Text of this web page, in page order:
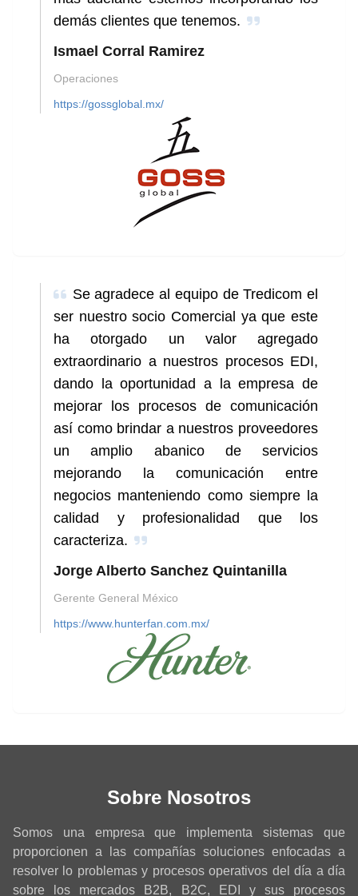
demás clientes que tenemos.
Ismael Corral Ramirez
Operaciones
https://gossglobal.mx/
Se agradece al equipo de Tredicom el
ser nuestro socio Comercial ya que este
ha otorgado un valor agregado
extraordinario a nuestros procesos EDI,
dando la oportunidad a la empresa de
mejorar los procesos de comunicación
así como brindar a nuestros proveedores
un amplio abanico de servicios
mejorando la comunicación entre
negocios manteniendo como siempre la
calidad y profesionalidad que los
caracteriza.
Jorge Alberto Sanchez Quintanilla
Gerente General México
https://www.hunterfan.com.mx/
Sobre Nosotros
Somos una empresa que implementa sistemas que
proporcionen a las compañías soluciones enfocadas a
resolver lo problemas y procesos operativos del día a día
sobre los mercados B2B, B2C, EDI y sus procesos